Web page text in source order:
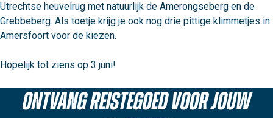
Utrechtse heuvelrug met natuurlijk de Amerongseberg en de
Grebbeberg. Als toetje krijg je ook nog drie pittige klimmetjes in
Amersfoort voor de kiezen.
Ontvang reistegoed voor jouw